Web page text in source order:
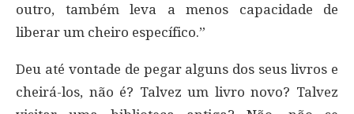
outro, também leva a menos capacidade de
liberar um cheiro específico.”
Deu até vontade de pegar alguns dos seus livros e
cheirá-los, não é? Talvez um livro novo? Talvez